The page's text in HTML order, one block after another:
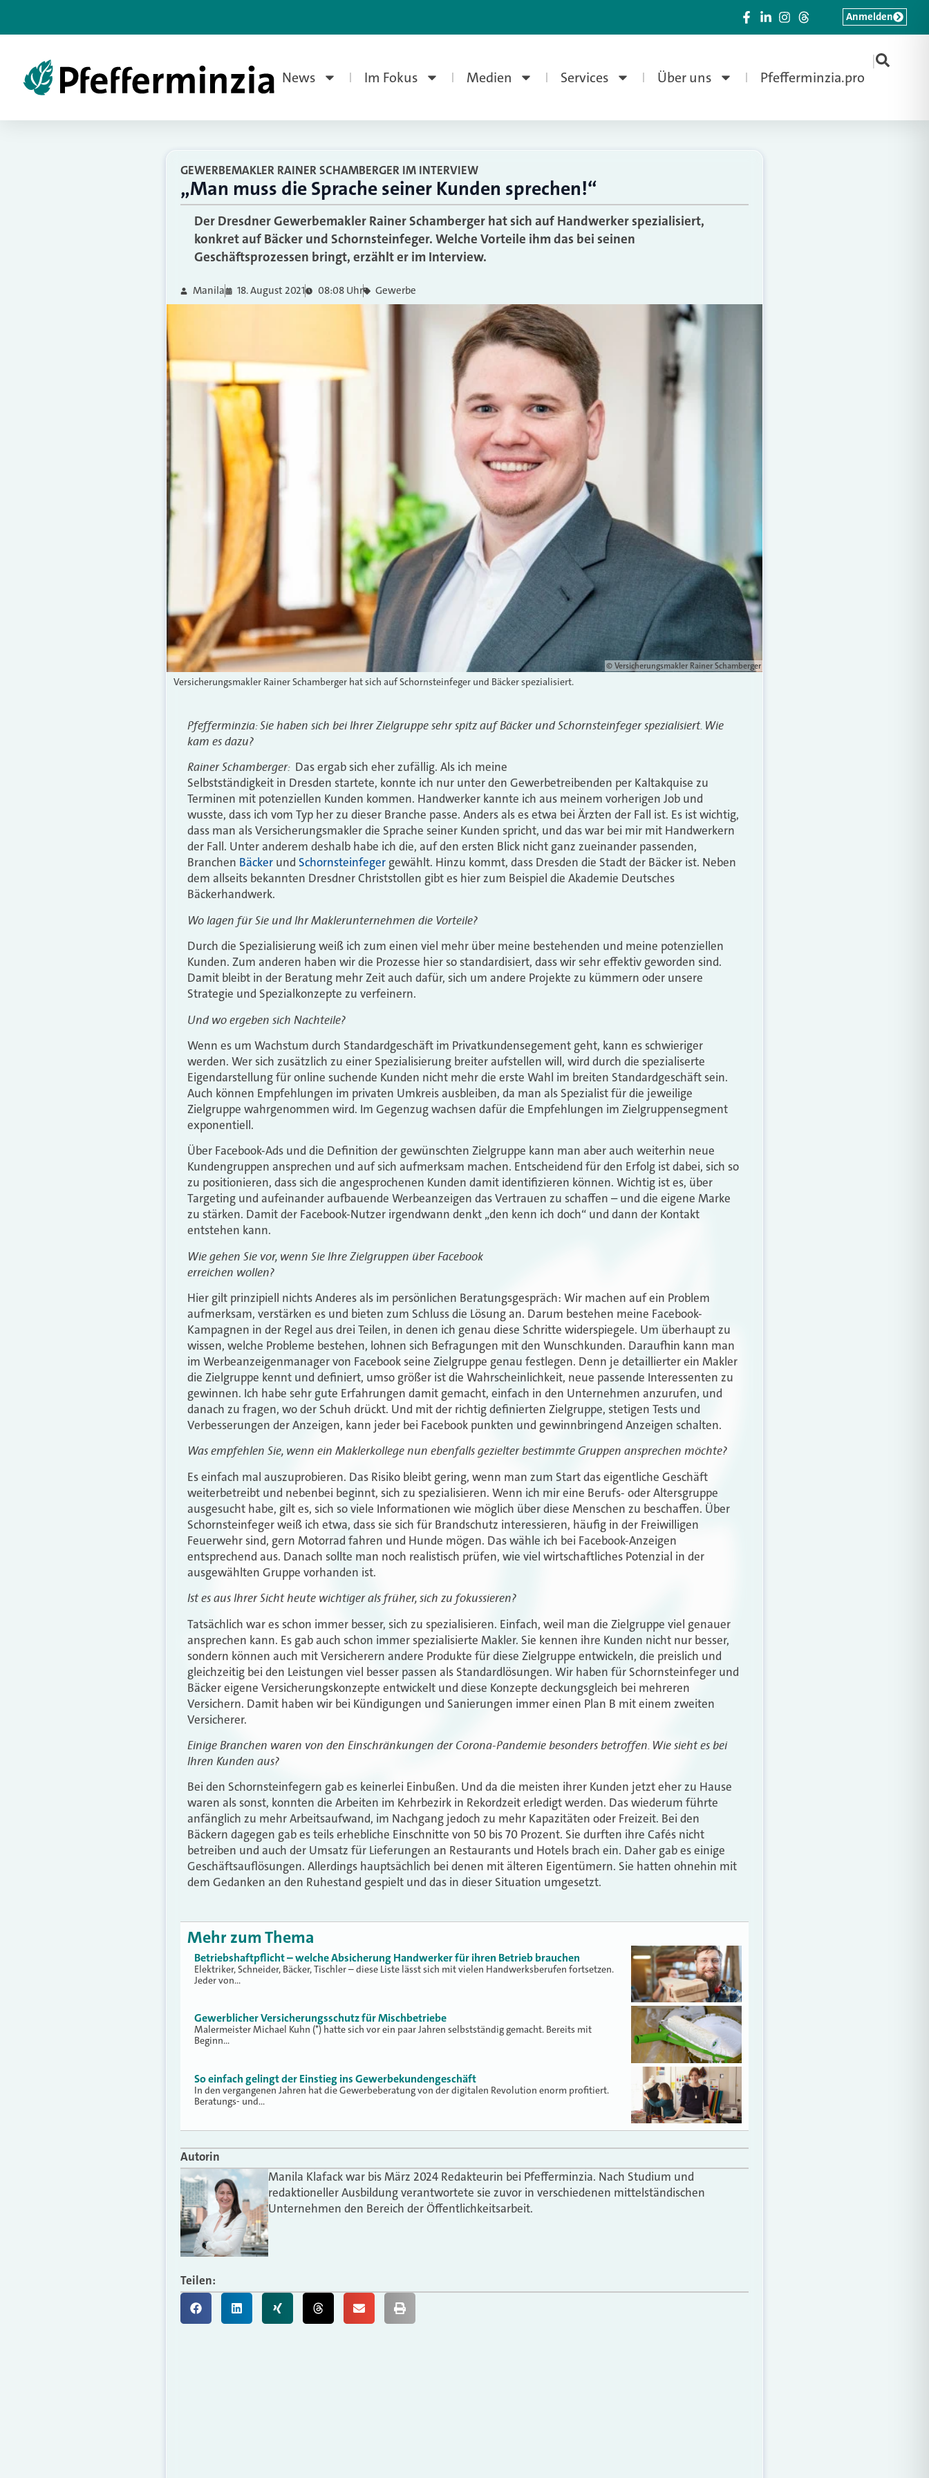
News Im Fokus Medien Services Über uns Pfefferminzia.pro
|
Anmelden
GEWERBEMAKLER RAINER SCHAMBERGER IM INTERVIEW
„Man muss die Sprache seiner Kunden sprechen!“
Der Dresdner Gewerbemakler Rainer Schamberger hat sich auf Handwerker spezialisiert,
konkret auf Bäcker und Schornsteinfeger. Welche Vorteile ihm das bei seinen
Geschäftsprozessen bringt, erzählt er im Interview.
Manila 18. August 2021 08:08 Uhr Gewerbe
© Versicherungsmakler Rainer Schamberger
Versicherungsmakler Rainer Schamberger hat sich auf Schornsteinfeger und Bäcker spezialisiert.
Pfefferminzia: Sie haben sich bei Ihrer Zielgruppe sehr spitz auf Bäcker und Schornsteinfeger spezialisiert. Wie
kam es dazu?
Rainer Schamberger: Das ergab sich eher zufällig. Als ich meine
Selbstständigkeit in Dresden startete, konnte ich nur unter den Gewerbetreibenden per Kaltakquise zu
Terminen mit potenziellen Kunden kommen. Handwerker kannte ich aus meinem vorherigen Job und
wusste, dass ich vom Typ her zu dieser Branche passe. Anders als es etwa bei Ärzten der Fall ist. Es ist wichtig,
dass man als Versicherungsmakler die Sprache seiner Kunden spricht, und das war bei mir mit Handwerkern
der Fall. Unter anderem deshalb habe ich die, auf den ersten Blick nicht ganz zueinander passenden,
Branchen Bäcker und Schornsteinfeger gewählt. Hinzu kommt, dass Dresden die Stadt der Bäcker ist. Neben
dem allseits bekannten Dresdner Christstollen gibt es hier zum Beispiel die Akademie Deutsches
Bäckerhandwerk.
Wo lagen für Sie und Ihr Maklerunternehmen die Vorteile?
Durch die Spezialisierung weiß ich zum einen viel mehr über meine bestehenden und meine potenziellen
Kunden. Zum anderen haben wir die Prozesse hier so standardisiert, dass wir sehr effektiv geworden sind.
Damit bleibt in der Beratung mehr Zeit auch dafür, sich um andere Projekte zu kümmern oder unsere
Strategie und Spezialkonzepte zu verfeinern.
Und wo ergeben sich Nachteile?
Wenn es um Wachstum durch Standardgeschäft im Privatkundensegement geht, kann es schwieriger
werden. Wer sich zusätzlich zu einer Spezialisierung breiter aufstellen will, wird durch die spezialiserte
Eigendarstellung für online suchende Kunden nicht mehr die erste Wahl im breiten Standardgeschäft sein.
Auch können Empfehlungen im privaten Umkreis ausbleiben, da man als Spezialist für die jeweilige
Zielgruppe wahrgenommen wird. Im Gegenzug wachsen dafür die Empfehlungen im Zielgruppensegment
exponentiell.
Über Facebook-Ads und die Definition der gewünschten Zielgruppe kann man aber auch weiterhin neue
Kundengruppen ansprechen und auf sich aufmerksam machen. Entscheidend für den Erfolg ist dabei, sich so
zu positionieren, dass sich die angesprochenen Kunden damit identifizieren können. Wichtig ist es, über
Targeting und aufeinander aufbauende Werbeanzeigen das Vertrauen zu schaffen – und die eigene Marke
zu stärken. Damit der Facebook-Nutzer irgendwann denkt „den kenn ich doch“ und dann der Kontakt
entstehen kann.
Wie gehen Sie vor, wenn Sie Ihre Zielgruppen über Facebook
erreichen wollen?
Hier gilt prinzipiell nichts Anderes als im persönlichen Beratungsgespräch: Wir machen auf ein Problem
aufmerksam, verstärken es und bieten zum Schluss die Lösung an. Darum bestehen meine Facebook-
Kampagnen in der Regel aus drei Teilen, in denen ich genau diese Schritte widerspiegele. Um überhaupt zu
wissen, welche Probleme bestehen, lohnen sich Befragungen mit den Wunschkunden. Daraufhin kann man
im Werbeanzeigenmanager von Facebook seine Zielgruppe genau festlegen. Denn je detaillierter ein Makler
die Zielgruppe kennt und definiert, umso größer ist die Wahrscheinlichkeit, neue passende Interessenten zu
gewinnen. Ich habe sehr gute Erfahrungen damit gemacht, einfach in den Unternehmen anzurufen, und
danach zu fragen, wo der Schuh drückt. Und mit der richtig definierten Zielgruppe, stetigen Tests und
Verbesserungen der Anzeigen, kann jeder bei Facebook punkten und gewinnbringend Anzeigen schalten.
Was empfehlen Sie, wenn ein Maklerkollege nun ebenfalls gezielter bestimmte Gruppen ansprechen möchte?
Es einfach mal auszuprobieren. Das Risiko bleibt gering, wenn man zum Start das eigentliche Geschäft
weiterbetreibt und nebenbei beginnt, sich zu spezialisieren. Wenn ich mir eine Berufs- oder Altersgruppe
ausgesucht habe, gilt es, sich so viele Informationen wie möglich über diese Menschen zu beschaffen. Über
Schornsteinfeger weiß ich etwa, dass sie sich für Brandschutz interessieren, häufig in der Freiwilligen
Feuerwehr sind, gern Motorrad fahren und Hunde mögen. Das wähle ich bei Facebook-Anzeigen
entsprechend aus. Danach sollte man noch realistisch prüfen, wie viel wirtschaftliches Potenzial in der
ausgewählten Gruppe vorhanden ist.
Ist es aus Ihrer Sicht heute wichtiger als früher, sich zu fokussieren?
Tatsächlich war es schon immer besser, sich zu spezialisieren. Einfach, weil man die Zielgruppe viel genauer
ansprechen kann. Es gab auch schon immer spezialisierte Makler. Sie kennen ihre Kunden nicht nur besser,
sondern können auch mit Versicherern andere Produkte für diese Zielgruppe entwickeln, die preislich und
gleichzeitig bei den Leistungen viel besser passen als Standardlösungen. Wir haben für Schornsteinfeger und
Bäcker eigene Versicherungskonzepte entwickelt und diese Konzepte deckungsgleich bei mehreren
Versichern. Damit haben wir bei Kündigungen und Sanierungen immer einen Plan B mit einem zweiten
Versicherer.
Einige Branchen waren von den Einschränkungen der Corona-Pandemie besonders betroffen. Wie sieht es bei
Ihren Kunden aus?
Bei den Schornsteinfegern gab es keinerlei Einbußen. Und da die meisten ihrer Kunden jetzt eher zu Hause
waren als sonst, konnten die Arbeiten im Kehrbezirk in Rekordzeit erledigt werden. Das wiederum führte
anfänglich zu mehr Arbeitsaufwand, im Nachgang jedoch zu mehr Kapazitäten oder Freizeit. Bei den
Bäckern dagegen gab es teils erhebliche Einschnitte von 50 bis 70 Prozent. Sie durften ihre Cafés nicht
betreiben und auch der Umsatz für Lieferungen an Restaurants und Hotels brach ein. Daher gab es einige
Geschäftsauflösungen. Allerdings hauptsächlich bei denen mit älteren Eigentümern. Sie hatten ohnehin mit
dem Gedanken an den Ruhestand gespielt und das in dieser Situation umgesetzt.
Mehr zum Thema
Betriebshaftpflicht – welche Absicherung Handwerker für ihren Betrieb brauchen
Elektriker, Schneider, Bäcker, Tischler – diese Liste lässt sich mit vielen Handwerksberufen fortsetzen.
Jeder von…
Gewerblicher Versicherungsschutz für Mischbetriebe
Malermeister Michael Kuhn (*) hatte sich vor ein paar Jahren selbstständig gemacht. Bereits mit
Beginn…
So einfach gelingt der Einstieg ins Gewerbekundengeschäft
In den vergangenen Jahren hat die Gewerbeberatung von der digitalen Revolution enorm profitiert.
Beratungs- und…
Autorin
Manila Klafack war bis März 2024 Redakteurin bei Pfefferminzia. Nach Studium und
redaktioneller Ausbildung verantwortete sie zuvor in verschiedenen mittelständischen
Unternehmen den Bereich der Öffentlichkeitsarbeit.
Teilen: